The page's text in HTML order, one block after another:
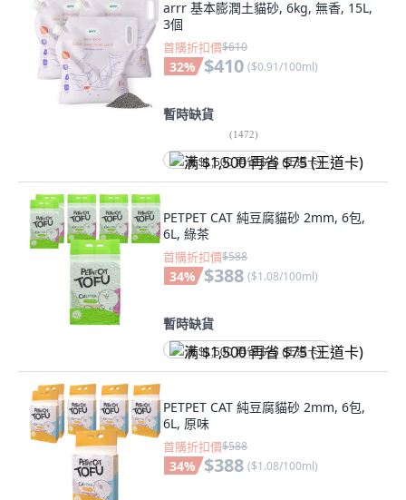
arrr 基本膨潤土貓砂, 6kg, 無香, 15L,
3個
首購折扣價$610
32% $410 ($0.91/100ml)
暫時缺貨
(1472)
满 $1,500 再省 $75 (王道卡)
PETPET CAT 純豆腐貓砂 2mm, 6包,
6L, 綠茶
首購折扣價$588
34% $388 ($1.08/100ml)
暫時缺貨
满 $1,500 再省 $75 (王道卡)
PETPET CAT 純豆腐貓砂 2mm, 6包,
6L, 原味
首購折扣價$588
34% $388 ($1.08/100ml)